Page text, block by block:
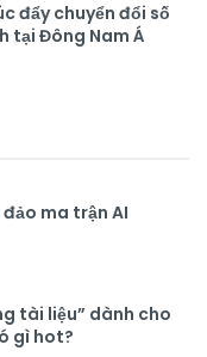
đẩy chuyển đổi số
tại Đông Nam Á
ma trận AI
tài liệu” dành cho
gì hot?